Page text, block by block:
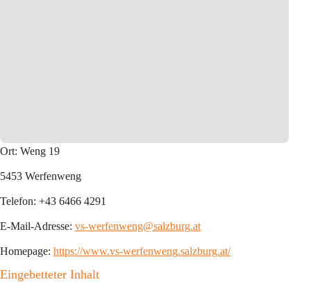
Ort: Weng 19
5453 Werfenweng
Telefon: +43 6466 4291
E-Mail-Adresse: vs-werfenweng@salzburg.at
Homepage: https://www.vs-werfenweng.salzburg.at/
Eingebetteter Inhalt